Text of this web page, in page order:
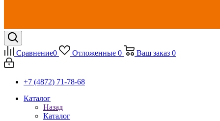
Сравнение0 Отложенные 0 Ваш заказ 0
+7 (4872) 71-78-68
Каталог
Назад
Каталог